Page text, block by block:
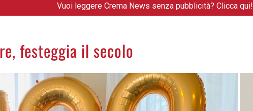
Vuoi leggere Crema News senza pubblicità? Clicca qui!
festeggia il secolo